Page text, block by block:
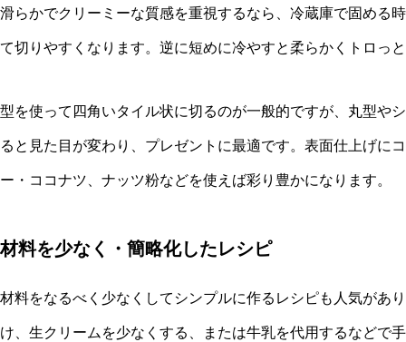
滑らかでクリーミーな質感を重視するなら、冷蔵庫で固める
て切りやすくなります。逆に短めに冷やすと柔らかくトロっ
型を使って四角いタイル状に切るのが一般的ですが、丸型や
ると見た目が変わり、プレゼントに最適です。表面仕上げに
ー・ココナツ、ナッツ粉などを使えば彩り豊かになります。
材料を少なく・簡略化したレシピ
材料をなるべく少なくしてシンプルに作るレシピも人気があ
け、生クリームを少なくする、または牛乳を代用するなどで